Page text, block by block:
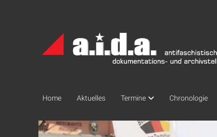
Archiv
München
Home Aktuelles Termine Chronologie